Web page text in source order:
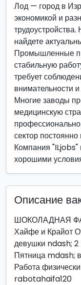
Лод — город в
экономикой и
найдете
Промышленные
стабильную
требует
внимательности
Многие заводы
медицинскую
сектор
Компания "ILjobs"
хорошими
Описание
ШОКОЛАДНАЯ
Хайфе и Крайот
девушки ndash; 2
Пятница mdash;
Работа
rabotahaifa120